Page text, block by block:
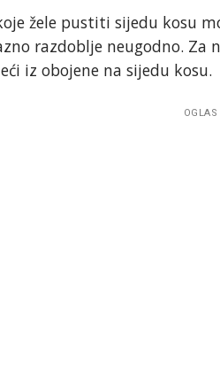
žele pustiti sijedu kosu
razdoblje neugodno. Za
iz obojene na sijedu kosu.
OGLAS